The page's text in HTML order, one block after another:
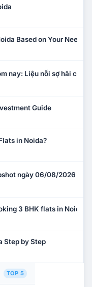
Based on Your Needs
nay: Liệu nỗi sợ hãi có
Guide
in Noida?
ngày 06/08/2026
3 BHK flats in Noida?
Step by Step
TOP 5